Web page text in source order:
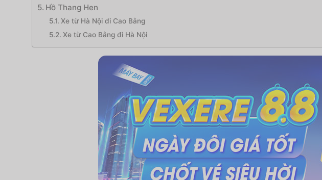
Hồ Thang Hen
Xe từ Hà Nội đi Cao Bằng
Xe từ Cao Bằng đi Hà Nội